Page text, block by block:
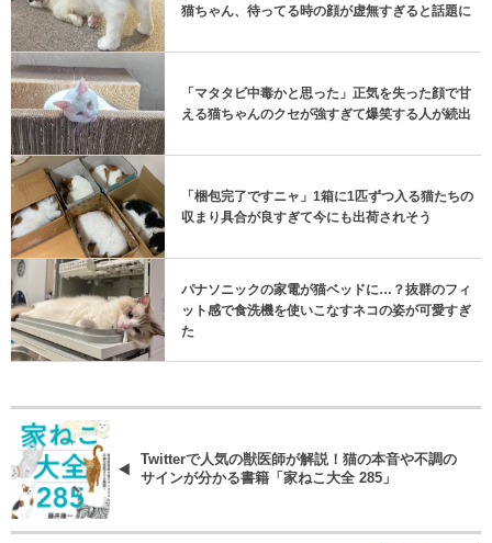
猫ちゃん、待ってる時の顔が虚無すぎると話題に
「マタタビ中毒かと思った」正気を失った顔で甘
える猫ちゃんのクセが強すぎて爆笑する人が続出
「梱包完了ですニャ」1箱に1匹ずつ入る猫たちの
収まり具合が良すぎて今にも出荷されそう
パナソニックの家電が猫ベッドに…？抜群のフィ
ット感で食洗機を使いこなすネコの姿が可愛すぎ
た
Twitterで人気の獣医師が解説！猫の本音や不調の
サインが分かる書籍「家ねこ大全 285」